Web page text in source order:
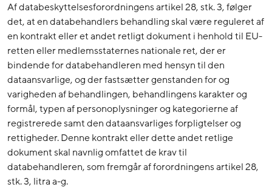
Af databeskyttelsesforordningens artikel 28, stk. 3, følger
det, at en databehandlers behandling skal være reguleret af
en kontrakt eller et andet retligt dokument i henhold til EU-
retten eller medlemsstaternes nationale ret, der er
bindende for databehandleren med hensyn til den
dataansvarlige, og der fastsætter genstanden for og
varigheden af behandlingen, behandlingens karakter og
formål, typen af personoplysninger og kategorierne af
registrerede samt den dataansvarliges forpligtelser og
rettigheder. Denne kontrakt eller dette andet retlige
dokument skal navnlig omfattet de krav til
databehandleren, som fremgår af forordningens artikel 28,
stk. 3, litra a-g.